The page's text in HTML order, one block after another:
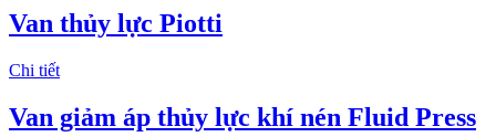
Van thủy lực Piotti
Chi tiết
Van giảm áp thủy lực khí nén Fluid Press